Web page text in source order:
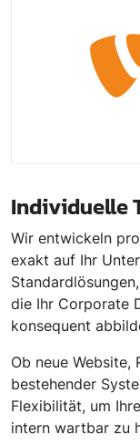
Individuelle
Wir entwickeln
exakt auf Ihr
die Ihr Corporate
konsequent
Ob neue Website,
bestehender
Flexibilität, um
intern wartbar zu